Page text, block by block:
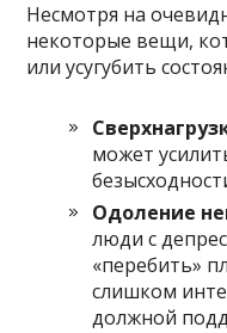
Несмотря на
некоторые вещи,
или усугубить
может
Одоление
люди с
«перебить»
слишком
должной